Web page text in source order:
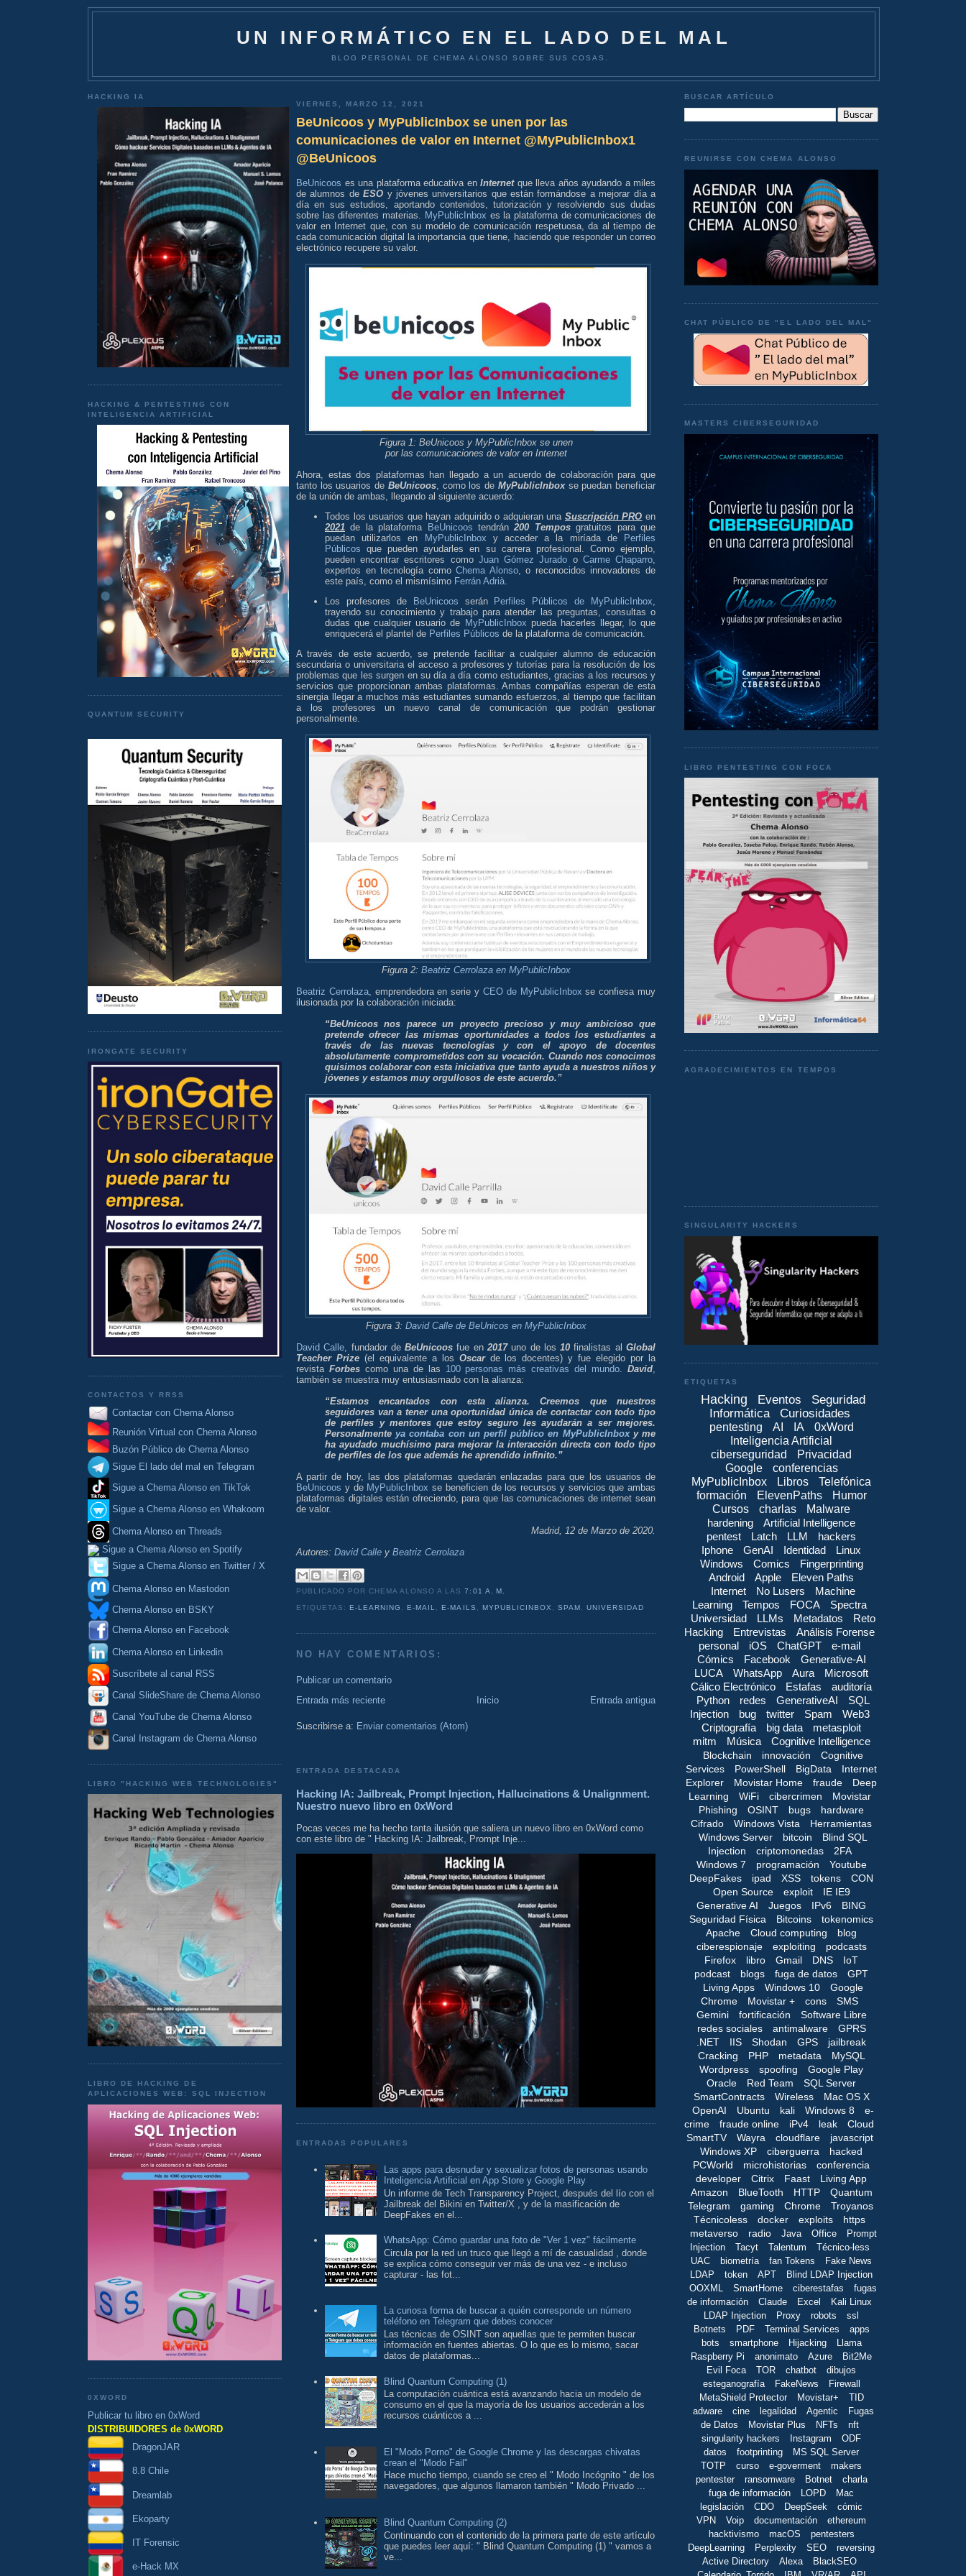
UN INFORMÁTICO EN EL LADO DEL MAL
BLOG PERSONAL DE CHEMA ALONSO SOBRE SUS COSAS.
HACKING IA
HACKING & PENTESTING CON
INTELIGENCIA ARTIFICIAL
QUANTUM SECURITY
IRONGATE SECURITY
CONTACTOS Y RRSS
Contactar con Chema Alonso
Reunión Virtual con Chema Alonso
Buzón Público de Chema Alonso
Sigue El lado del mal en Telegram
Sigue a Chema Alonso en TikTok
Sigue a Chema Alonso en Whakoom
Chema Alonso en Threads
Sigue a Chema Alonso en Spotify
Sigue a Chema Alonso en Twitter / X
Chema Alonso en Mastodon
Chema Alonso en BSKY
Chema Alonso en Facebook
Chema Alonso en Linkedin
Suscríbete al canal RSS
Canal SlideShare de Chema Alonso
Canal YouTube de Chema Alonso
Canal Instagram de Chema Alonso
LIBRO "HACKING WEB TECHNOLOGIES"
LIBRO DE HACKING DE
APLICACIONES WEB: SQL INJECTION
0XWORD
Publicar tu libro en 0xWord
DISTRIBUIDORES de 0xWORD
DragonJAR
8.8 Chile
Dreamlab
Ekoparty
IT Forensic
e-Hack MX
VIERNES, MARZO 12, 2021
BeUnicoos y MyPublicInbox se unen por las
comunicaciones de valor en Internet @MyPublicInbox1
@BeUnicoos
BeUnicoos es una plataforma educativa en Internetque lleva años ayudando a miles
de alumnos deESO y jóvenes universitarios que están formándose a mejorar día a
día en sus estudios, aportando contenidos, tutorización y resolviendo sus dudas
sobre las diferentes materias.
MyPublicInbox es la plataforma de comunicaciones de
valor en Internet que, con su modelo de comunicación respetuosa, da al tiempo de
cada comunicación digital la importancia que tiene, haciendo que responder un correo
electrónico recupere su valor.
Figura 1: BeUnicoos y MyPublicInbox se unen
por las comunicaciones de valor en Internet
Ahora, estas dos plataformas han llegado a un acuerdo de colaboración para que
tanto los usuarios de BeUnicoos, como los de MyPublicInboxse puedan beneficiar
de la unión de ambas, llegando al siguiente acuerdo:
Todos los usuarios que hayan adquirido o adquieran una Suscripción PRO en
2021 de la plataforma BeUnicoos tendrán200 Temposgratuitos para que
puedan utilizarlos en MyPublicInbox y acceder a la miríada de Perfiles
Públicos que pueden ayudarles en su carrera profesional. Como ejemplo,
pueden encontrar escritores como Juan Gómez Jurado o Carme Chaparro
expertos en tecnología comoChema Alonso, o reconocidos innovadores de
este país, como el mismísimo Ferrán Adrià
Los profesores de BeUnicoos serán Perfiles Públicos de MyPublicInbox
trayendo su conocimiento y trabajo para atender las preguntas, consultas o
dudas que cualquier usuario de MyPublicInbox pueda hacerles llegar, lo que
enriquecerá el plantel de Perfiles Públicos de la plataforma de comunicación.
A través de este acuerdo, se pretende facilitar a cualquier alumno de educación
secundaria o universitaria el acceso a profesores y tutorías para la resolución de los
problemas que les surgen en su día a día como estudiantes, gracias a los recursos y
servicios que proporcionan ambas plataformas. Ambas compañías esperan de esta
sinergia llegar a muchos más estudiantes sumando esfuerzos, al tiempo que facilitan
a los profesores un nuevo canal de comunicación que podrán gestionar
personalmente.
Figura 2: Beatriz Cerrolaza en MyPublicInbox
Beatriz Cerrolaza, emprendedora en serie y CEO de MyPublicInbox se confiesa muy
ilusionada por la colaboración iniciada:
“BeUnicoos nos parece un proyecto precioso y muy ambicioso que
pretende ofrecer las mismas oportunidades a todos los estudiantes a
través de las nuevas tecnologías y con el apoyo de docentes
absolutamente comprometidos con su vocación. Cuando nos conocimos
quisimos colaborar con esta iniciativa que tanto ayuda a nuestros niños y
jóvenes y estamos muy orgullosos de este acuerdo.”
Figura 3: David Calle de BeUnicos en MyPublicInbox
David Calle , fundador deBeUnicoos fue en2017uno de los10 finalistas alGlobal
Teacher Prize(el equivalente a los Oscarde los docentes) y fue elegido por la
revista Forbescomo una de las 100 personas más creativas del mundo .David
también se muestra muy entusiasmado con la alianza:
“Estamos encantados con esta alianza. Creemos que nuestros
seguidores van a tener una oportunidad única de contactar con todo tipo
de perfiles y mentores que estoy seguro les ayudarán a ser mejores.
Personalmente ya contaba con un perfil público en MyPublicInboxy me
ha ayudado muchísimo para mejorar la interacción directa con todo tipo
de perfiles de los que además he aprendido infinito.”
A partir de hoy, las dos plataformas quedarán enlazadas para que los usuarios de
BeUnicoos y de MyPublicInbox se beneficien de los recursos y servicios que ambas
plataformas digitales están ofreciendo, para que las comunicaciones de internet sean
de valor.
Madrid, 12 de Marzo de 2020.
Autores: David Calle y Beatriz Cerrolaza
PUBLICADO POR CHEMA ALONSOA LAS7:01 A. M.
ETIQUETAS: E-LEARNING , E-MAIL, E-MAILS , MYPUBLICINBOX , SPAM, UNIVERSIDAD
NO HAY COMENTARIOS:
Publicar un comentario
Entrada más reciente
Entrada antigua
Inicio
Suscribirse a: Enviar comentarios (Atom)
ENTRADA DESTACADA
Hacking IA: Jailbreak, Prompt Injection, Hallucinations & Unalignment.
Nuestro nuevo libro en 0xWord
Pocas veces me ha hecho tanta ilusión que saliera un nuevo libro en 0xWord como
con este libro de " Hacking IA: Jailbreak, Prompt Inje...
ENTRADAS POPULARES
Las apps para desnudar y sexualizar fotos de personas usando
Inteligencia Artificial en App Store y Google Play
Un informe de Tech Transparency Project, después del lío con el
Jailbreak del Bikini en Twitter/X , y de la masificación de
DeepFakes en el...
WhatsApp: Cómo guardar una foto de "Ver 1 vez" fácilmente
Circula por la red un truco que llegó a mí de casualidad , donde
se explica cómo conseguir ver más de una vez - e incluso
capturar - las fot...
La curiosa forma de buscar a quién corresponde un número
teléfono en Telegram que debes conocer
Las técnicas de OSINT son aquellas que te permiten buscar
información en fuentes abiertas. O lo que es lo mismo, sacar
datos de plataformas...
Blind Quantum Computing (1)
La computación cuántica está avanzando hacia un modelo de
consumo en el que la mayoría de los usuarios accederán a los
recursos cuánticos a ...
El "Modo Porno" de Google Chrome y las descargas chivatas
crean el "Modo Fail"
Hace mucho tiempo, cuando se creo el " Modo Incógnito " de los
navegadores, que algunos llamaron también " Modo Privado ...
Blind Quantum Computing (2)
Continuando con el contenido de la primera parte de este artículo
que puedes leer aquí: " Blind Quantum Computing (1) " vamos a
ve...
BUSCAR ARTÍCULO
REUNIRSE CON CHEMA ALONSO
CHAT PÚBLICO DE "EL LADO DEL MAL"
MASTERS CIBERSEGURIDAD
LIBRO PENTESTING CON FOCA
AGRADECIMIENTOS EN TEMPOS
SINGULARITY HACKERS
ETIQUETAS
Hacking Eventos
Seguridad
Informática
Curiosidades
pentesting AI IA
0xWord
Inteligencia Artificial
ciberseguridad
Privacidad
Google
conferencias
MyPublicInbox
Libros
Telefónica
formación
ElevenPaths
Humor
Cursos
charlas
Malware
hardening
Artificial Intelligence
pentest
Latch LLM
hackers
Iphone
GenAI Identidad
Linux
Windows
Comics
Fingerprinting
Android
Apple
Eleven Paths
Internet
No Lusers
Machine
Learning
Tempos FOCA
Spectra
Universidad
LLMs Metadatos
Reto
Hacking
Entrevistas
Análisis Forense
personal
iOS ChatGPT
e-mail
Cómics
Facebook
Generative-AI
LUCA
WhatsApp Aura
Microsoft
Cálico Electrónico
Estafas
auditoría
Python
redes GenerativeAI
SQL
Injection
bug twitter Spam
Web3
Criptografía
big data
metasploit
mitm
Música Cognitive Intelligence
Blockchain innovación
Cognitive
Services
PowerShell BigData
Internet
Explorer
Movistar Home fraude
Deep
Learning
WiFi cibercrimen
Movistar
Phishing
OSINT bugs
hardware
Cifrado
Windows Vista
Herramientas
Windows Server
bitcoin
Blind SQL
Injection
criptomonedas
2FA
Windows 7
programación
Youtube
DeepFakes
ipad XSS tokens
CON
Open Source
exploit
IE IE9
Generative AI
Juegos IPv6
BING
Seguridad Física
Bitcoins
tokenomics
Apache
Cloud computing
blog
ciberespionaje
exploiting
podcasts
Firefox
libro Gmail DNS
IoT
podcast
blogs fuga de datos
GPT
Living Apps
Windows 10
Google
Chrome
Movistar + cons
SMS
Gemini
fortificación
Software Libre
redes sociales
antimalware
GPRS
.NET
IIS Shodan GPS
jailbreak
Cracking
PHP metadata
MySQL
Wordpress
spoofing
Google Play
Oracle
Red Team
SQL Server
SmartContracts
Wireless
Mac OS X
OpenAI
Ubuntu kali Windows 8
e-
crime
fraude online iPv4 leak
Cloud
SmartTV
Wayra cloudflare
javascript
Windows XP
ciberguerra
hacked
PCWorld
microhistorias
conferencia
developer
Citrix Faast
Living App
Amazon
BlueTooth HTTP
Quantum
Telegram
gaming Chrome
Troyanos
Técnicoless
docker exploits
https
metaverso
radio Java Office
Prompt
Injection
Tacyt Talentum
Técnico-less
UAC
biometría fan Tokens
Fake News
LDAP
token APT
Blind LDAP Injection
OOXML
SmartHome ciberestafas
fugas
de información
Claude Excel
Kali Linux
LDAP Injection
Proxy robots
ssl
Botnets
PDF Terminal Services
apps
bots
smartphone Hijacking
Llama
Raspberry Pi
anonimato Azure
Bit2Me
Evil Foca
TOR chatbot
dibujos
esteganografía
FakeNews
Firewall
MetaShield Protector
Movistar+
TID
adware
cine legalidad Agentic
Fugas
de Datos
Movistar Plus NFTs
nft
singularity hackers
Instagram
ODF
datos
footprinting
MS SQL Server
TOTP
curso e-goverment
makers
pentester
ransomware Botnet
charla
fuga de información
LOPD
Mac
legislación
CDO DeepSeek
cómic
VPN
Voip documentación
ethereum
hacktivismo
macOS
pentesters
DeepLearning
Perplexity SEO
reversing
Active Directory
Alexa
BlackSEO